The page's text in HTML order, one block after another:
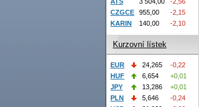
CZGCE
955,00
-2,15
KARIN
140,00 -2,10
Kurzovní lístek
EUR 24,265
-0,22
HUF
6,654
+0,01
JPY
13,286
+0,01
PLN
5,646
-0,24